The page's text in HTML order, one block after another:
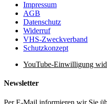
Impressum
AGB
Datenschutz
Widerruf
VHS-Zweckverband
Schutzkonzept
YouTube-Einwilligung
Newsletter
Per E-Mail informieren wir Sie